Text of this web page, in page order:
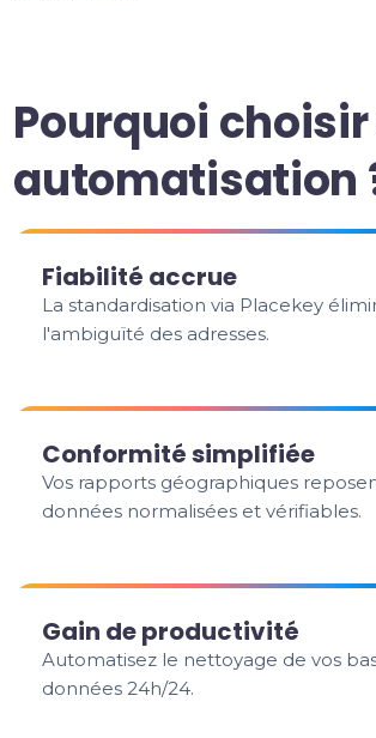
Pourquoi
automatisation
Fiabilité accrue
La standardisation via Placekey
l'ambiguïté des adresses.
Conformité simplifiée
Vos rapports géographiques
données normalisées et vérifiables.
Gain de productivité
Automatisez le nettoyage de vos
données 24h/24.